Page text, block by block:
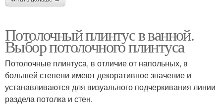
Потолочный плинтус в ванной.
Выбор потолочного плинтуса
Потолочные плинтуса, в отличие от напольных, в
большей степени имеют декоративное значение и
устанавливаются для визуального подчеркивания линии
раздела потолка и стен.